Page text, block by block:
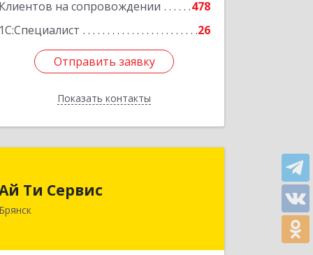
Клиентов на сопровождении
478
1С:Специалист
26
Отправить заявку
Показать контакты
Отправить заявку
Назад
Ти Сервис
Брянск
241035, Брянская обл, Брянск г,
Брянской Пролетарской Дивизии ул,